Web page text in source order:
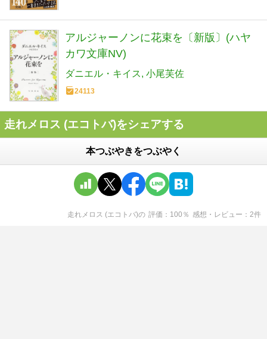
アルジャーノンに花束を〔新版〕(ハヤ
カワ文庫NV)
ダニエル・キイス 小尾芙佐
24113
走れメロス (エコトバ)をシェアする
本つぶやきをつぶやく
走れメロス (エコトバ)の 評価 100 ％ 感想・レビュー 2件